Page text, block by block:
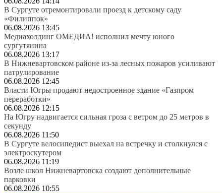
В Сургуте отремонтировали проезд к детскому саду
«Филиппок»
06.08.2026 13:45
Медиахолдинг ОМЕДИА! исполнил мечту юного
сургутянина
06.08.2026 13:17
В Нижневартовском районе из-за лесных пожаров усиливают
патрулирование
06.08.2026 12:45
Власти Югры продают недостроенное здание «Газпром
переработки»
06.08.2026 12:15
На Югру надвигается сильная гроза с ветром до 25 метров в
секунду
06.08.2026 11:50
В Сургуте велосипедист выехал на встречку и столкнулся с
электроскутером
06.08.2026 11:19
Возле школ Нижневартовска создают дополнительные
парковки
06.08.2026 10:55